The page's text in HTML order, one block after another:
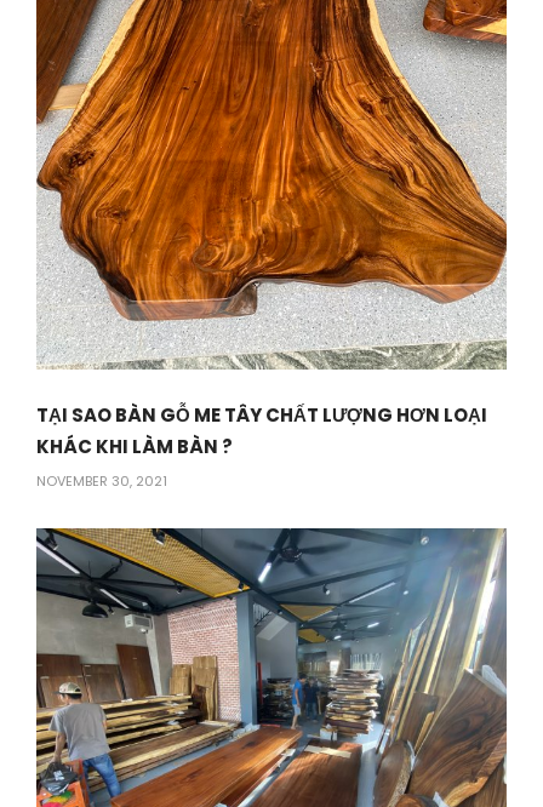
TẠI SAO BÀN GỖ ME TÂY CHẤT LƯỢNG HƠN LOẠI
KHÁC KHI LÀM BÀN ?
NOVEMBER 30, 2021